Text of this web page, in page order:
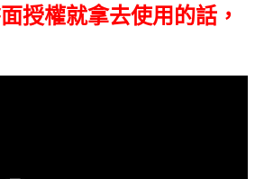
授權就拿去使用的話，